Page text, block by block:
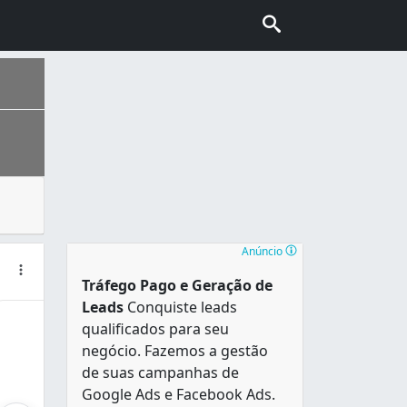
uma área de 217,494 km². Sua Região
Anúncio
Tráfego Pago e Geração de
Leads Conquiste leads
qualificados para seu
negócio. Fazemos a gestão
de suas campanhas de
Google Ads e Facebook Ads.